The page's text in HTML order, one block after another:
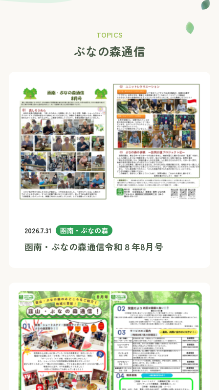
TOPICS
ぶなの森通信
2026.7.31 函南・ぶなの森
函南・ぶなの森通信令和８年8月号